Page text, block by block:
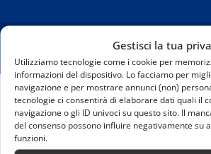
Gestisci la tua
Utilizziamo tecnologie come i cookie per
informazioni del dispositivo. Lo facciamo per
navigazione e per mostrare annunci (non)
tecnologie ci consentirà di elaborare dati quali il
navigazione o gli ID univoci su questo sito. Il
del consenso possono influire negativamente su
funzioni.
Home
Kelly Doualla inaugura i nuovi
Pandini a Lodi